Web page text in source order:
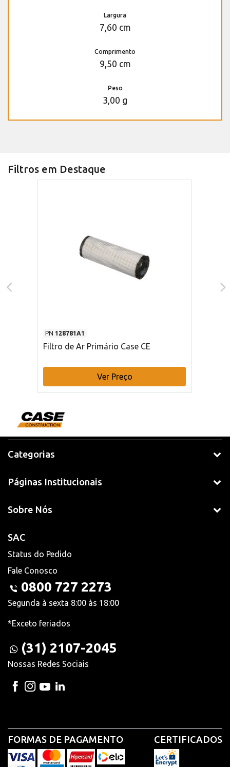
Largura
7,60 cm
Comprimento
9,50 cm
Peso
3,00 g
Filtros em Destaque
PN 128781A1
Filtro de Ar Primário Case CE
Ver Preço
Categorias
Páginas Institucionais
Sobre Nós
SAC
Status do Pedido
Fale Conosco
0800 727 2273
Segunda à sexta 8:00 às 18:00
*Exceto feriados
(31) 2107-2045
Nossas Redes Sociais
FORMAS DE PAGAMENTO CERTIFICADOS